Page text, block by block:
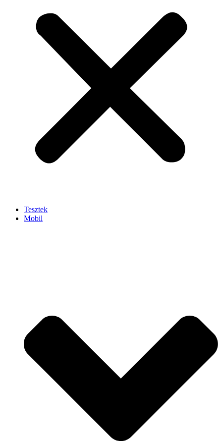
Tesztek
Mobil